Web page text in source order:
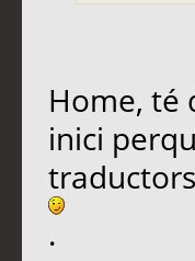
Home, té
inici
traductors
.